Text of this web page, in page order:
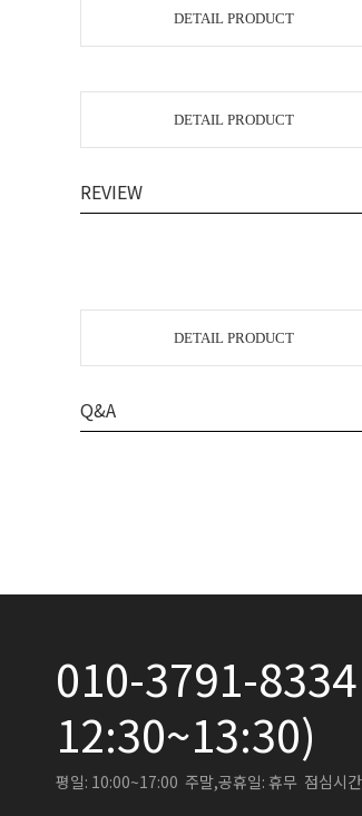
DETAIL PRODUCT
DETAIL PRODUCT
REVIEW
DETAIL PRODUCT
Q&A
010-3791-
12:30~13:30)
평일: 10:00~17:00 주말,공휴일: 휴무 점심시